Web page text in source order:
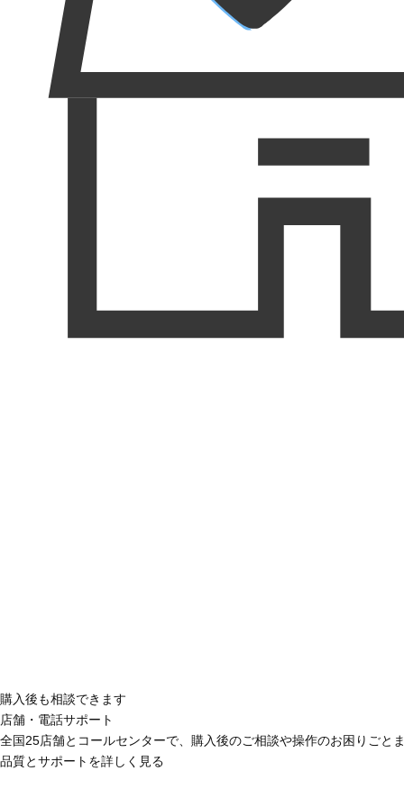
購入後も相談できます
店舗・電話サポート
全国25店舗とコールセンターで、購入後のご相談や操作のお困りごと
品質とサポートを詳しく見る